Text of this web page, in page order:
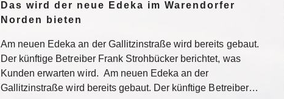
Das wird der neue Edeka im Warendorfer
Norden bieten
Am neuen Edeka an der Gallitzinstraße wird bereits gebaut.
Der künftige Betreiber Frank Strohbücker berichtet, was
Kunden erwarten wird. Am neuen Edeka an der
Gallitzinstraße wird bereits gebaut. Der künftige Betreiber…